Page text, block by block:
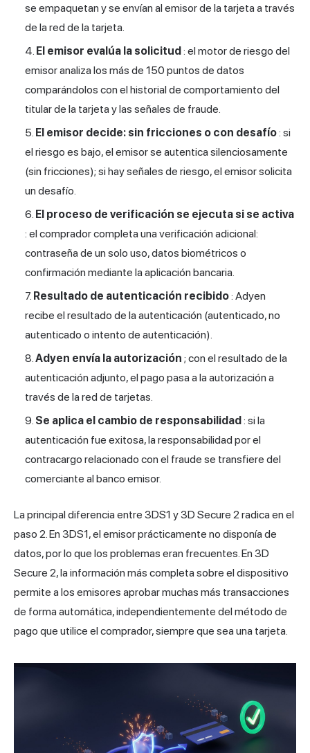
se empaquetan y se envían al emisor de la tarjeta a través
de la red de la tarjeta.
El emisor evalúa la solicitud: el motor de riesgo del
emisor analiza los más de 150 puntos de datos
comparándolos con el historial de comportamiento del
titular de la tarjeta y las señales de fraude.
El emisor decide: sin fricciones o con desafío: si
el riesgo es bajo, el emisor se autentica silenciosamente
(sin fricciones); si hay señales de riesgo, el emisor solicita
un desafío.
El proceso de verificación se ejecuta si se activa
: el comprador completa una verificación adicional:
contraseña de un solo uso, datos biométricos o
confirmación mediante la aplicación bancaria.
Resultado de autenticación recibido: Adyen
recibe el resultado de la autenticación (autenticado, no
autenticado o intento de autenticación).
Adyen envía la autorización ; con el resultado de la
autenticación adjunto, el pago pasa a la autorización a
través de la red de tarjetas.
Se aplica el cambio de responsabilidad: si la
autenticación fue exitosa, la responsabilidad por el
contracargo relacionado con el fraude se transfiere del
comerciante al banco emisor.
La principal diferencia entre 3DS1 y 3D Secure 2 radica en el
paso 2. En 3DS1, el emisor prácticamente no disponía de
datos, por lo que los problemas eran frecuentes. En 3D
Secure 2, la información más completa sobre el dispositivo
permite a los emisores aprobar muchas más transacciones
de forma automática, independientemente del método de
pago que utilice el comprador, siempre que sea una tarjeta.